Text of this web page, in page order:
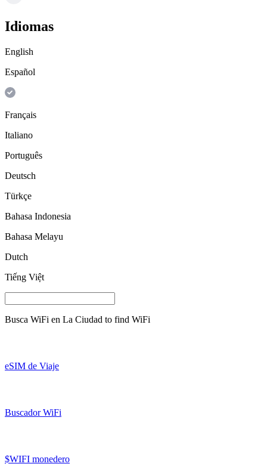
Idiomas
English
Español
Français
Italiano
Português
Deutsch
Türkçe
Bahasa Indonesia
Bahasa Melayu
Dutch
Tiếng Việt
Busca WiFi en La Ciudad to find WiFi
eSIM de Viaje
Buscador WiFi
$WIFI monedero